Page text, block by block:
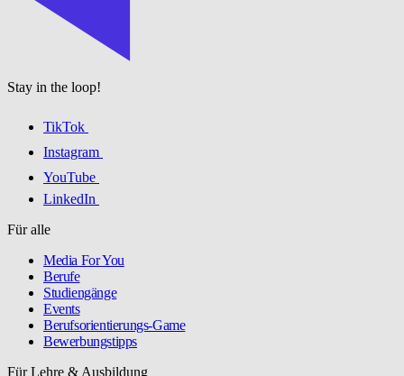
Stay in the loop!
TikTok
Instagram
YouTube
LinkedIn
Für alle
Media For You
Berufe
Studiengänge
Events
Berufsorientierungs-Game
Bewerbungstipps
Für Lehre & Ausbildung